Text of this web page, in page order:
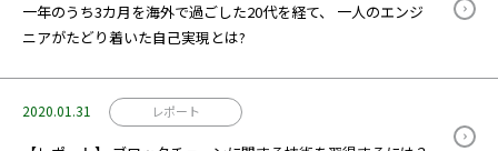
一年のうち3カ月を海外で過ごした20代を経て、 一人のエンジ
ニアがたどり着いた自己実現とは?
2020.01.31 レポート